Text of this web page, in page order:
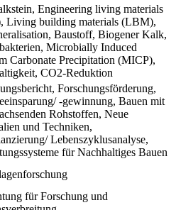
Engineering living materials
Living building materials (LBM),
Baustoff, Biogener Kalk,
Microbially Induced
Carbonate Precipitation (MICP),
CO2-Reduktion
Forschungsförderung,
-gewinnung, Bauen mit
Rohstoffen, Neue
und Techniken,
Lebenszyklusanalyse,
für Nachhaltiges Bauen
für Forschung und